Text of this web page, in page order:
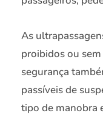
As
proibidos ou
segurança
passíveis de
tipo de manobra